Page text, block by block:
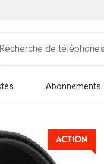
Abonnements
ACTION